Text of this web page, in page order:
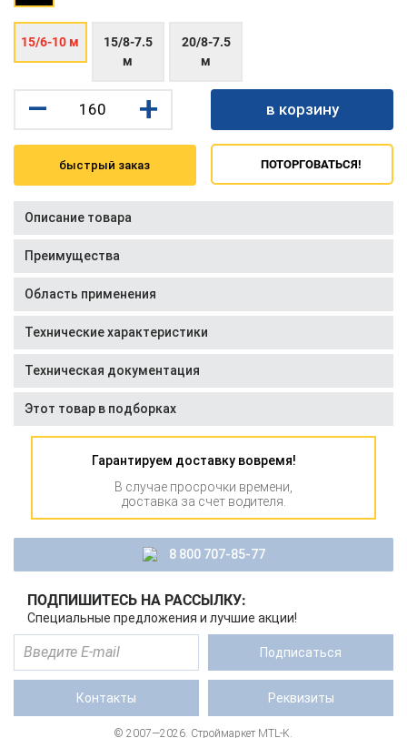
15/6-10 м
15/8-7.5
м
20/8-7.5
м
– + в корзину
быстрый заказ ПОТОРГОВАТЬСЯ!
Описание товара
Преимущества
Область применения
Технические характеристики
Техническая документация
Этот товар в подборках
Гарантируем доставку вовремя!
В случае просрочки времени,
доставка за счет водителя.
8 800 707-85-77
ПОДПИШИТЕСЬ НА РАССЫЛКУ:
Специальные предложения и лучшие акции!
Подписаться
Контакты Реквизиты
© 2007—2026. Строймаркет MTL-K.